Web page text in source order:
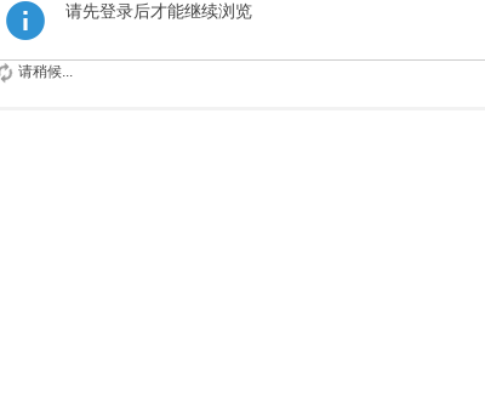
请先登录后才能继续浏览
请稍候...